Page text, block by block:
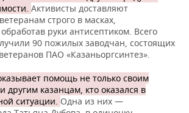
Активисты доставляют
строго в масках,
руки антисептиком. Всего
90 пожилых заводчан, состоящих
ПАО «Казаньоргсинтез».
помощь не только своим
другим казанцам, кто оказался в
ситуации. Одна из них —